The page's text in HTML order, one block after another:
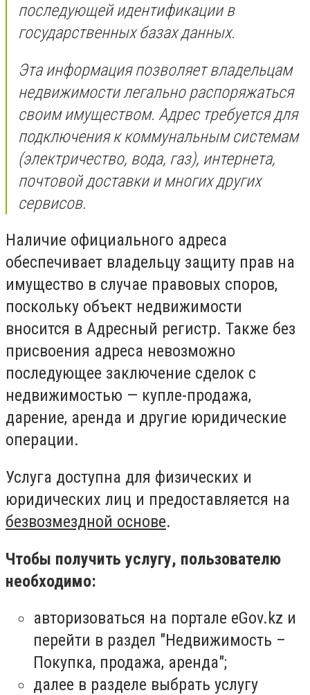
последующей идентификации в
государственных базах данных.
Эта информация позволяет владельцам
недвижимости легально распоряжаться
своим имуществом. Адрес требуется для
подключения к коммунальным системам
(электричество, вода, газ), интернета,
почтовой доставки и многих других
сервисов.
Наличие официального адреса
обеспечивает владельцу защиту прав на
имущество в случае правовых споров,
поскольку объект недвижимости
вносится в Адресный регистр. Также без
присвоения адреса невозможно
последующее заключение сделок с
недвижимостью — купле-продажа,
дарение, аренда и другие юридические
операции.
Услуга доступна для физических и
юридических лиц и предоставляется на
безвозмездной основе.
Чтобы получить услугу, пользователю
необходимо:
авторизоваться на портале eGov.kz и
перейти в раздел "Недвижимость –
Покупка, продажа, аренда";
далее в разделе выбрать услугу